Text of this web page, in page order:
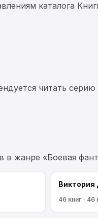
каталога
читать
в жанре «Боевая
46 книг · 46